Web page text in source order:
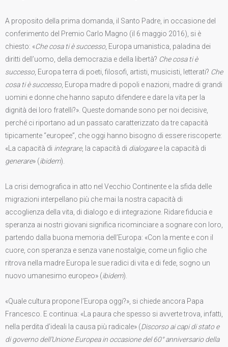
A proposito della prima domanda, il Santo Padre, in occasione del
conferimento del Premio Carlo Magno (il 6 maggio 2016), si è
chiesto: «Che cosa ti è successo, Europa umanistica, paladina dei
diritti dell’uomo, della democrazia e della libertà? Che cosa ti è
successo, Europa terra di poeti, filosofi, artisti, musicisti, letterati? Che
cosa ti è successo, Europa madre di popoli e nazioni, madre di grandi
uomini e donne che hanno saputo difendere e dare la vita per la
dignità dei loro fratelli?». Queste domande sono per noi decisive,
perché ci riportano ad un passato caratterizzato da tre capacità
tipicamente “europee”, che oggi hanno bisogno di essere riscoperte:
«La capacità di integrare, la capacità di dialogaree la capacità di
generare» (ibidem).
La crisi demografica in atto nel Vecchio Continente e la sfida delle
migrazioni interpellano più che mai la nostra capacità di
accoglienza della vita, di dialogo e di integrazione. Ridare fiducia e
speranza ai nostri giovani significa ricominciare a sognare con loro,
partendo dalla buona memoria dell’Europa: «Con la mente e con il
cuore, con speranza e senza vane nostalgie, come un figlio che
ritrova nella madre Europa le sue radici di vita e di fede, sogno un
nuovo umanesimo europeo» (ibidem).
«Quale cultura propone l’Europa oggi?», si chiede ancora Papa
Francesco. E continua: «La paura che spesso si avverte trova, infatti,
nella perdita d’ideali la causa più radicale» (Discorso ai capi di stato e
di governo dell’Unione Europea in occasione del 60° anniversario della